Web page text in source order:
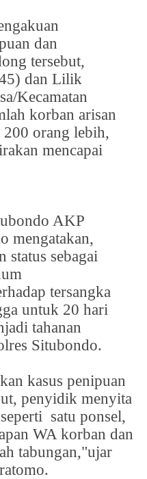
dan
tersebut,
dan Lilik
Kecamatan
korban arisan
200 orang lebih,
mencapai
AKP
mengatakan,
status sebagai
tersangka
untuk 20 hari
tahanan
Situbondo.
kasus penipuan
penyidik menyita
satu ponsel,
WA korban dan
tabungan,"ujar